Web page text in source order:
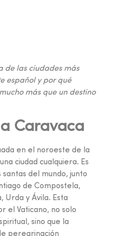
de las ciudades más
español y por qué
más que un destino
Caravaca
en el noroeste de la
ciudad cualquiera. Es
del mundo, junto
de Compostela,
Urda y Ávila. Esta
el Vaticano, no solo
sino que la
peregrinación